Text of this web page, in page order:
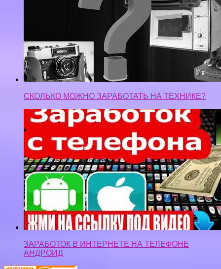
СКОЛЬКО МОЖНО ЗАРАБОТАТЬ НА ТЕХНИКЕ?
ЗАРАБОТОК В ИНТЕРНЕТЕ НА ТЕЛЕФОНЕ
АНДРОИД